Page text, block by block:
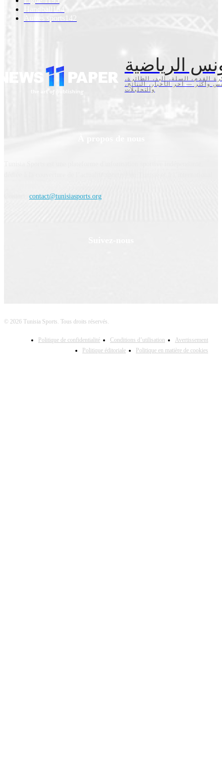
Handball
154
Autres sports 142
الرياضية
القدم، السلة، اليد، الطائرة،
وأكثر — آخر الأخبار، النتائج،
والتحليلات
contact@tunisiasports.org
© 2026 Tunisia Sports. Tous droits réservés.
Politique de confidentialité Conditions d’utilisation
Avertissement
Politique éditoriale
Politique en matière de cookies